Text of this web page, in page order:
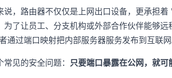
说，路由器不仅仅是上网出口设备，更承担
为了让员工、分支机构或外部合作伙伴能够
通过端口映射把内部服务器服务发布到互联网
见的安全问题： 只要端口暴露在公网，就可